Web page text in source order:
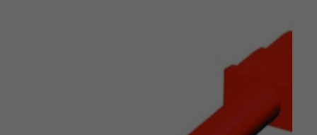
opzioni
possono
nella
pagina